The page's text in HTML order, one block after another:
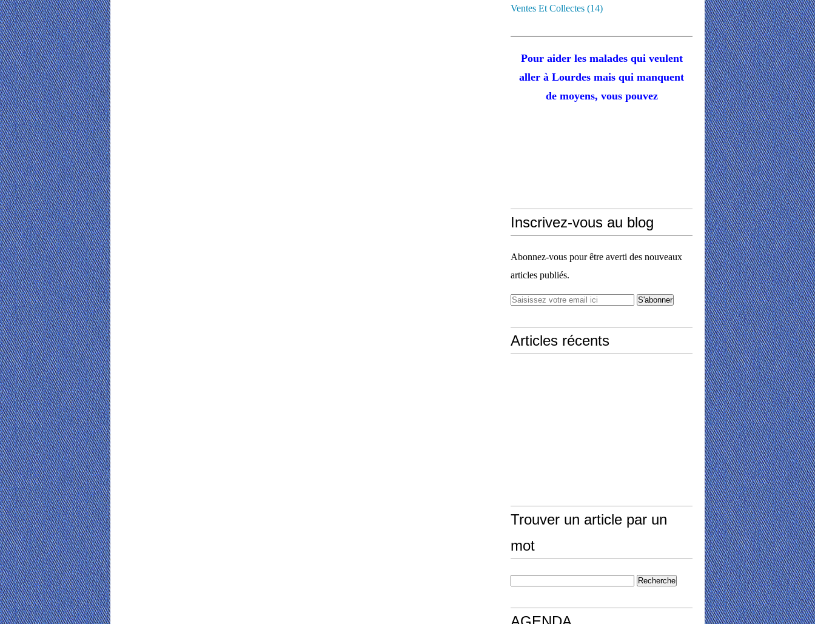
Ventes Et Collectes (14)
Pour aider les malades qui veulent
aller à Lourdes mais qui manquent
de moyens, vous pouvez
Inscrivez-vous au blog
Abonnez-vous pour être averti des nouveaux
articles publiés.
Articles récents
Trouver un article par un
mot